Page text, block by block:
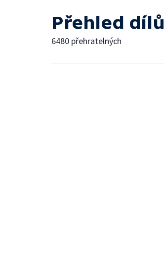
Přehled dílů
6480 přehratelných